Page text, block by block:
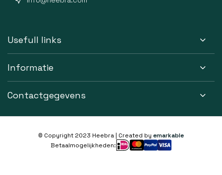
Usefull links
Informatie
Contactgegevens
© Copyright 2023 Heebra | Created by emarkable
Betaalmogelijkheden: